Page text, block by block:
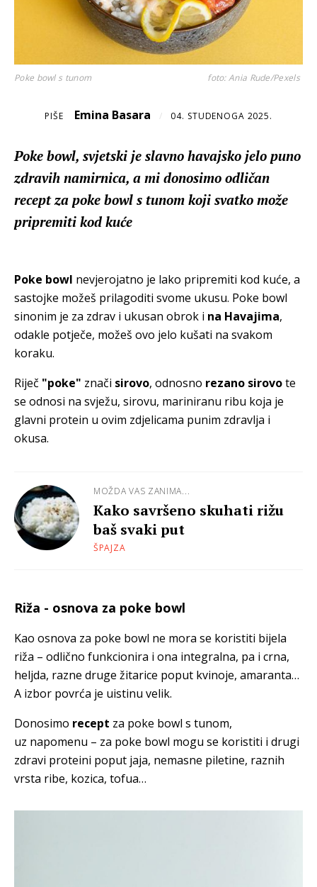
Poke bowl s tunom foto: Ania Rude/Pexels
PIŠE Emina Basara / 04. STUDENOGA 2025.
Poke bowl, svjetski je slavno havajsko jelo puno
zdravih namirnica, a mi donosimo odličan
recept za poke bowl s tunom koji svatko može
pripremiti kod kuće
Poke bowl nevjerojatno je lako pripremiti kod kuće, a
sastojke možeš prilagoditi svome ukusu. Poke bowl
sinonim je za zdrav i ukusan obrok i na Havajima,
odakle potječe, možeš ovo jelo kušati na svakom
koraku.
Riječ "poke" znači sirovo, odnosno rezano sirovote
se odnosi na svježu, sirovu, mariniranu ribu koja je
glavni protein u ovim zdjelicama punim zdravlja i
okusa.
MOŽDA VAS ZANIMA...
Kako savršeno skuhati rižu
baš svaki put
ŠPAJZA
Riža - osnova za poke bowl
Kao osnova za poke bowl ne mora se koristiti bijela
riža – odlično funkcionira i ona integralna, pa i crna,
heljda, razne druge žitarice poput kvinoje, amaranta…
A izbor povrća je uistinu velik.
Donosimo recept za poke bowl s tunom,
uz napomenu – za poke bowl mogu se koristiti i drugi
zdravi proteini poput jaja, nemasne piletine, raznih
vrsta ribe, kozica, tofua…